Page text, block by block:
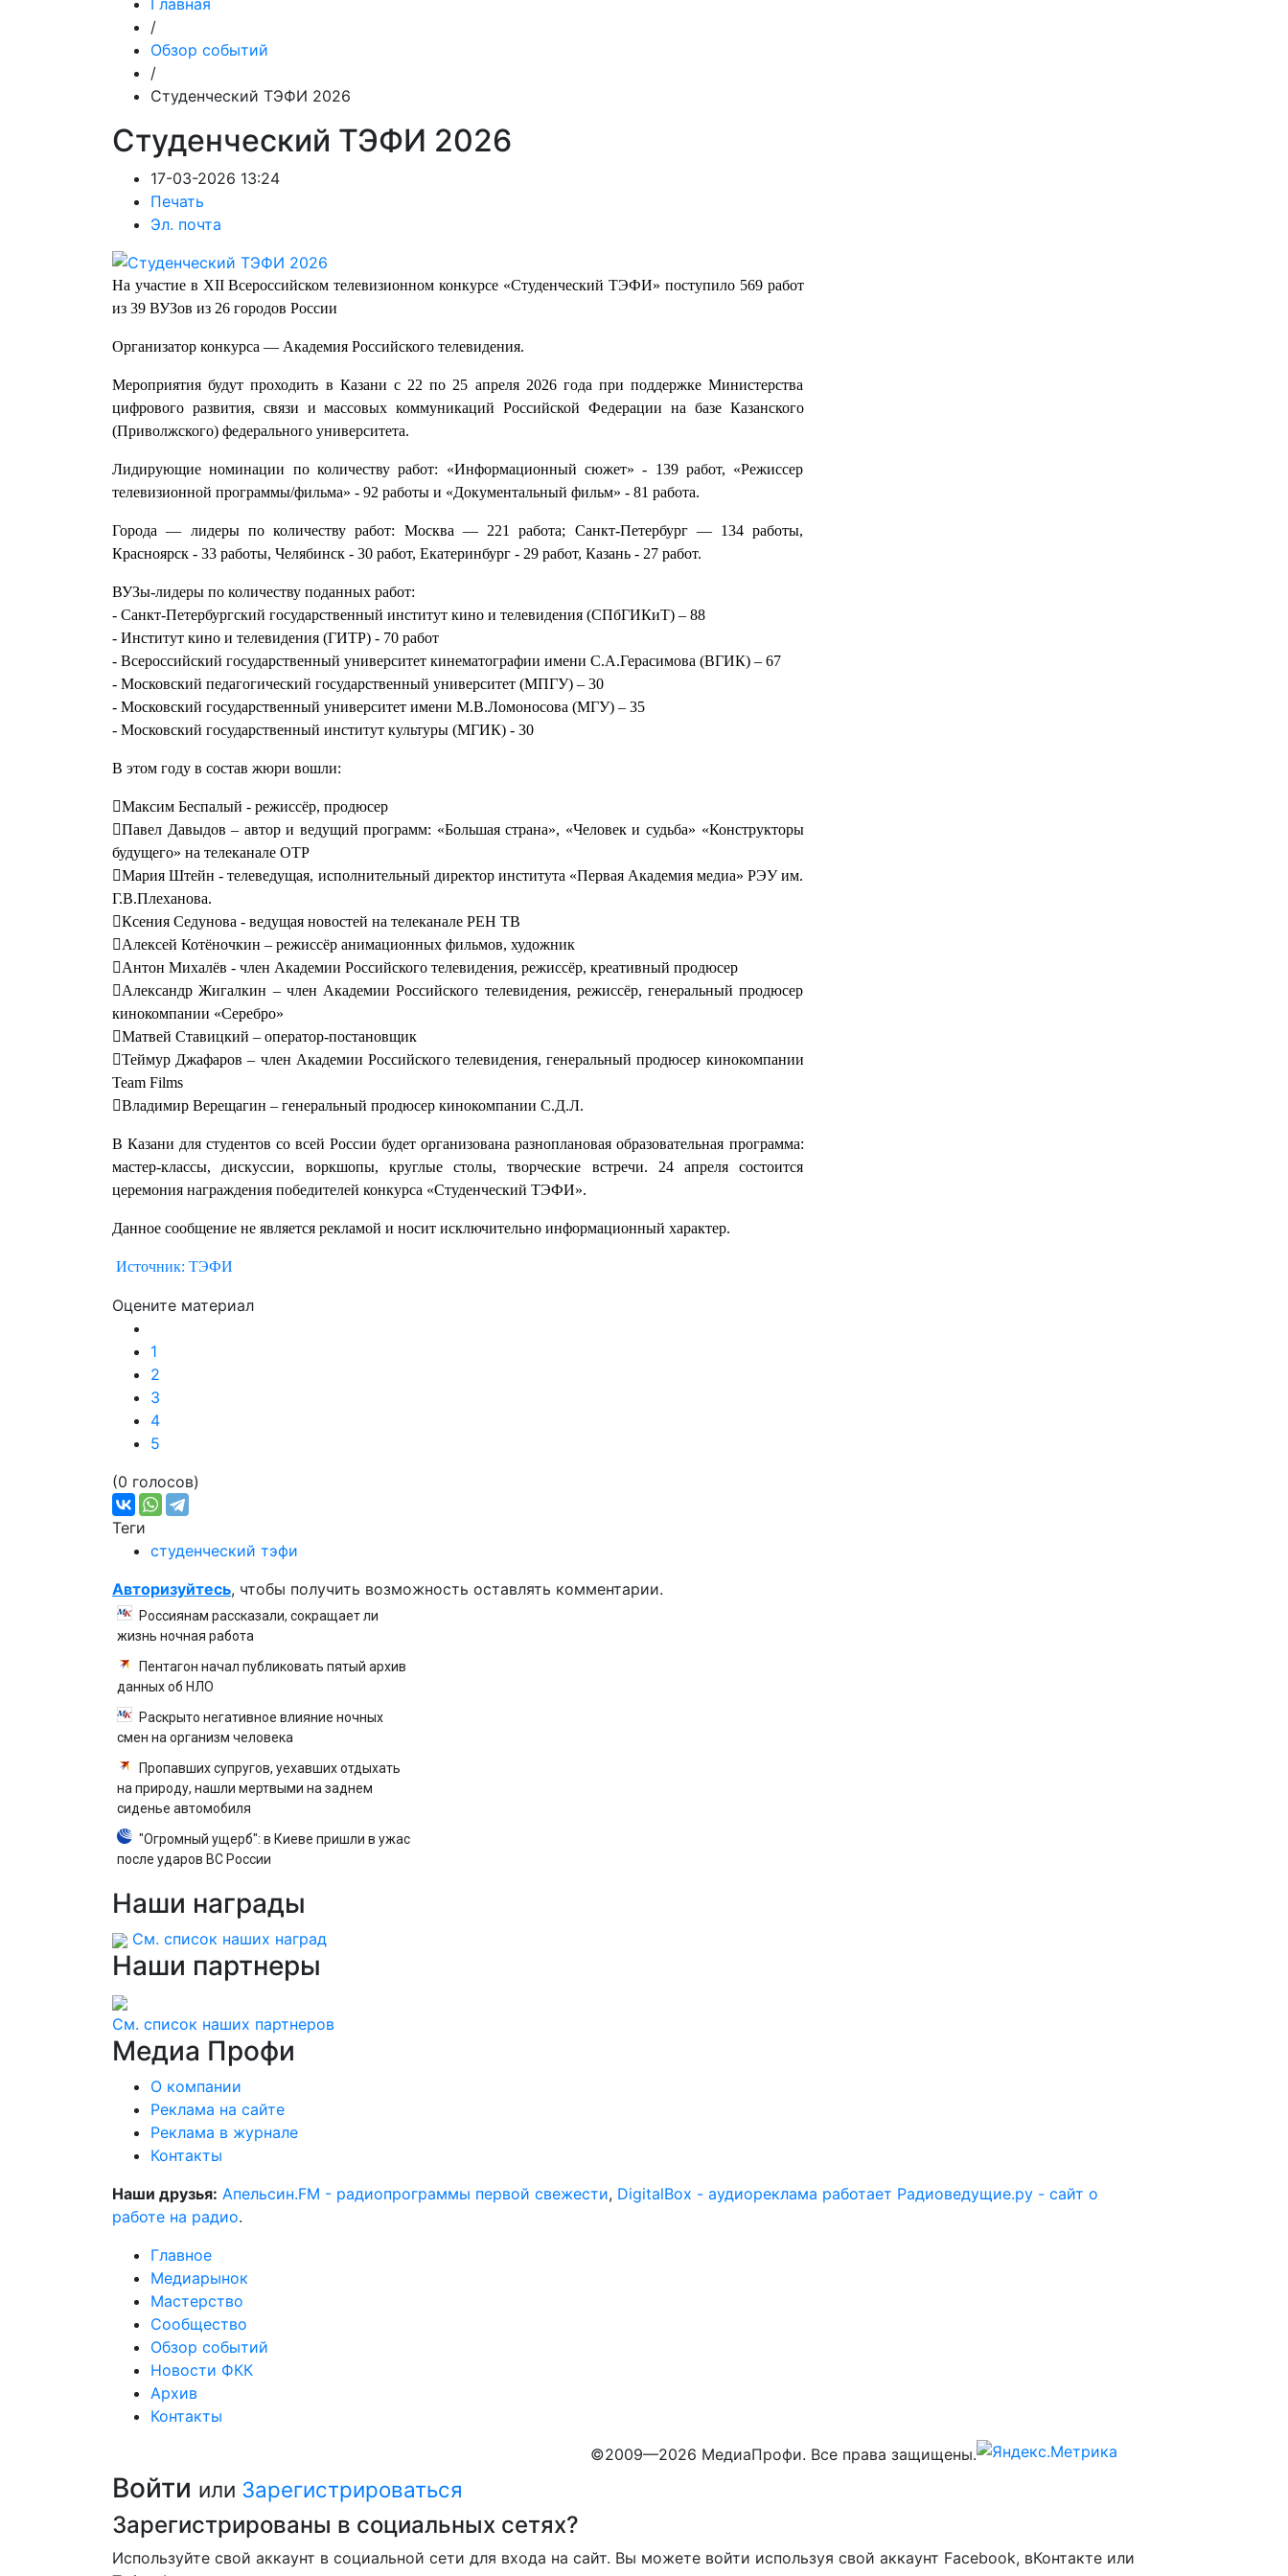
Главная
/
Обзор событий
/
Студенческий ТЭФИ 2026
Студенческий ТЭФИ 2026
17-03-2026 13:24
Печать
Эл. почта
На участие в XII Всероссийском телевизионном конкурсе «Студенческий ТЭФИ» поступило 569 работ
из 39 ВУЗов из 26 городов России
Организатор конкурса — Академия Российского телевидения.
Мероприятия будут проходить в Казани с 22 по 25 апреля 2026 года при поддержке Министерства
цифрового развития, связи и массовых коммуникаций Российской Федерации на базе Казанского
(Приволжского) федерального университета.
Лидирующие номинации по количеству работ: «Информационный сюжет» - 139 работ, «Режиссер
телевизионной программы/фильма» - 92 работы и «Документальный фильм» - 81 работа.
Города — лидеры по количеству работ: Москва — 221 работа; Санкт-Петербург — 134 работы,
Красноярск - 33 работы, Челябинск - 30 работ, Екатеринбург - 29 работ, Казань - 27 работ.
ВУЗы-лидеры по количеству поданных работ:
- Санкт-Петербургский государственный институт кино и телевидения (СПбГИКиТ) – 88
- Институт кино и телевидения (ГИТР) - 70 работ
- Всероссийский государственный университет кинематографии имени С.А.Герасимова (ВГИК) – 67
- Московский педагогический государственный университет (МПГУ) – 30
- Московский государственный университет имени М.В.Ломоносова (МГУ) – 35
- Московский государственный институт культуры (МГИК) - 30
В этом году в состав жюри вошли:
Максим Беспалый - режиссёр, продюсер
Павел Давыдов – автор и ведущий программ: «Большая страна», «Человек и судьба» «Конструкторы
будущего» на телеканале ОТР
Мария Штейн - телеведущая, исполнительный директор института «Первая Академия медиа» РЭУ им.
Г.В.Плеханова.
Ксения Седунова - ведущая новостей на телеканале РЕН ТВ
Алексей Котёночкин – режиссёр анимационных фильмов, художник
Антон Михалёв - член Академии Российского телевидения, режиссёр, креативный продюсер
Александр Жигалкин – член Академии Российского телевидения, режиссёр, генеральный продюсер
кинокомпании «Серебро»
Матвей Ставицкий – оператор-постановщик
Теймур Джафаров – член Академии Российского телевидения, генеральный продюсер кинокомпании
Team Films
Владимир Верещагин – генеральный продюсер кинокомпании С.Д.Л.
В Казани для студентов со всей России будет организована разноплановая образовательная программа:
мастер-классы, дискуссии, воркшопы, круглые столы, творческие встречи. 24 апреля состоится
церемония награждения победителей конкурса «Студенческий ТЭФИ».
Данное сообщение не является рекламой и носит исключительно информационный характер.
Источник: ТЭФИ
Оцените материал
1
2
3
4
5
(0 голосов)
Теги
студенческий тэфи
Авторизуйтесь, чтобы получить возможность оставлять комментарии.
Россиянам рассказали, сокращает ли
жизнь ночная работа
Пентагон начал публиковать пятый архив
данных об НЛО
Раскрыто негативное влияние ночных
смен на организм человека
Пропавших супругов, уехавших отдыхать
на природу, нашли мертвыми на заднем
сиденье автомобиля
"Огромный ущерб": в Киеве пришли в ужас
после ударов ВС России
Наши награды
См. список наших наград
Наши партнеры
См. список наших партнеров
Медиа Профи
О компании
Реклама на сайте
Реклама в журнале
Контакты
Наши друзья: Апельсин.FM - радиопрограммы первой свежести, DigitalBox - аудиореклама работает Радиоведущие.ру - сайт о
работе на радио.
Главное
Медиарынок
Мастерство
Сообщество
Обзор событий
Новости ФКК
Архив
Контакты
©2009—2026 МедиаПрофи. Все права защищены.
Войти или Зарегистрироваться
Зарегистрированы в социальных сетях?
Используйте свой аккаунт в социальной сети для входа на сайт. Вы можете войти используя свой аккаунт Facebook, вКонтакте или